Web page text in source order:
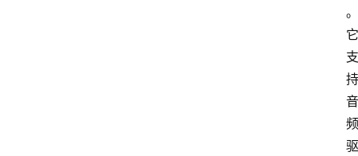
。
它
支
持
音
频
驱